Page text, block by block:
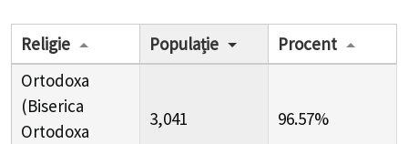
Religie Populație
Procent
Ortodoxa
(Biserica
Ortodoxa
3,041 96.57%